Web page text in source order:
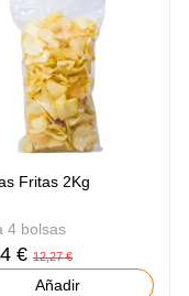
Fritas 2Kg
4 bolsas
€12,27 €
Añadir